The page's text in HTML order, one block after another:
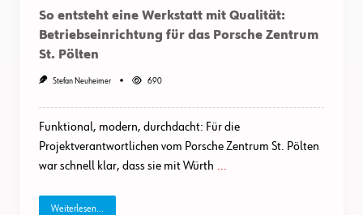
So entsteht eine Werkstatt mit Qualität:
Betriebseinrichtung für das Porsche Zentrum
St. Pölten
Stefan Neuheimer 690
Funktional, modern, durchdacht: Für die
Projektverantwortlichen vom Porsche Zentrum St. Pölten
war schnell klar, dass sie mit Würth ...
Weiterlesen...